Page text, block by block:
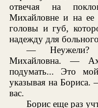
отвечая на
Михайловне и на ее
головы и губ,
надежду для
— Неужели?
Михайловна. —
подумать... Это
указывая на Бориса.
вас.
Борис еще раз